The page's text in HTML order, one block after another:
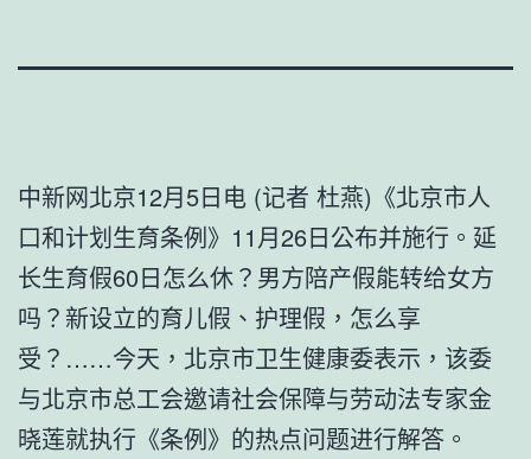
中新网北京12月5日电 (记者 杜燕)《北京市人
口和计划生育条例》11月26日公布并施行。延
长生育假60日怎么休？男方陪产假能转给女方
吗？新设立的育儿假、护理假，怎么享
受？……今天，北京市卫生健康委表示，该委
与北京市总工会邀请社会保障与劳动法专家金
晓莲就执行《条例》的热点问题进行解答。